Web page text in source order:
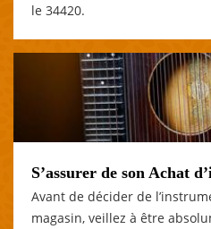
le 34420.
S’assurer de son Achat
Avant de décider de
magasin, veillez à être